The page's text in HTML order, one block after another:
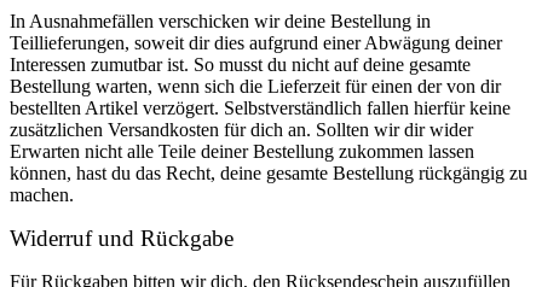
In Ausnahmefällen verschicken wir deine Bestellung in
Teillieferungen, soweit dir dies aufgrund einer Abwägung deiner
Interessen zumutbar ist. So musst du nicht auf deine gesamte
Bestellung warten, wenn sich die Lieferzeit für einen der von dir
bestellten Artikel verzögert. Selbstverständlich fallen hierfür keine
zusätzlichen Versandkosten für dich an. Sollten wir dir wider
Erwarten nicht alle Teile deiner Bestellung zukommen lassen
können, hast du das Recht, deine gesamte Bestellung rückgängig zu
machen.
Widerruf und Rückgabe
Für Rückgaben bitten wir dich, den Rücksendeschein auszufüllen